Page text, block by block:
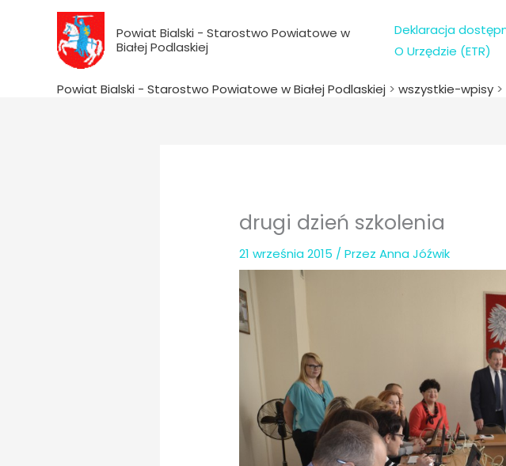
Powiat Bialski - Starostwo Powiatowe w
Białej Podlaskiej
Deklaracja
O Urzędzie (ETR)
Powiat Bialski - Starostwo Powiatowe w Białej Podlaskiej > wszystkie-wpisy >
drugi dzień szkolenia
21 września 2015 / PrzezAnna Jóźwik